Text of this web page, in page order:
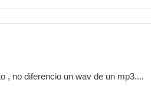
, no diferencio un wav de un mp3....